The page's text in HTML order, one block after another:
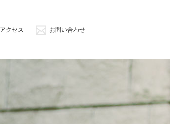
アクセス お問い合わせ